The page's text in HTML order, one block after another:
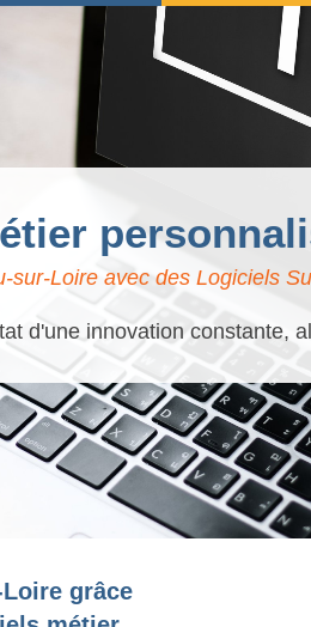
sur-Loire avec des Logiciels
d'une innovation constante,
grâce